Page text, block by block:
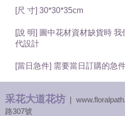
[尺 寸] 30*30*35cm
[說 明] 圖中花材資材缺貨時
代設計
[當日急件] 需要當日訂購的急
采花大道花坊 ❘
路307號